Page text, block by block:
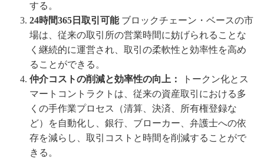
する。
24時間365日取引可能ブロックチェーン・ベースの市
場は、従来の取引所の営業時間に妨げられることな
く継続的に運営され、取引の柔軟性と効率性を高め
ることができる。
仲介コストの削減と効率性の向上：
トークン化とス
マートコントラクトは、従来の資産取引における多
くの手作業プロセス（清算、決済、所有権登録な
ど）を自動化し、銀行、ブローカー、弁護士への依
存を減らし、取引コストと時間を削減することがで
きる。